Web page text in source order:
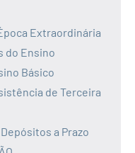
Extraordinária
do Ensino
Básico
de Terceira
a Prazo